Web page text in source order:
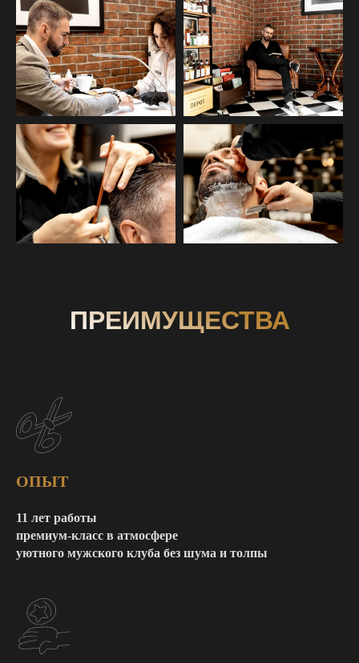
ПРЕИМУЩЕСТВА
ОПЫТ
11 лет работы
премиум-класс в атмосфере
уютного мужского клуба без шума и толпы